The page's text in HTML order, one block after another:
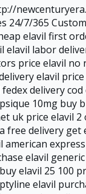
24/7/365
elavil first
elavil labor
price elavil no
elavil
delivery
10mg buy
uk price elavil
delivery get
american
elavil
elavil 25 100
elavil